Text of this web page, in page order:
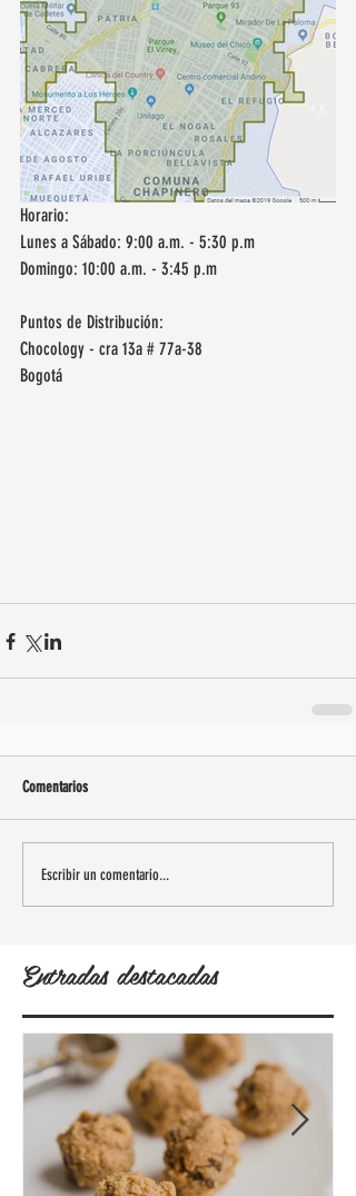
Horario:
Lunes a Sábado: 9:00 a.m. - 5:30 p.m
Domingo: 10:00 a.m. - 3:45 p.m
Puntos de Distribución:
Chocology - cra 13a # 77a-38
Bogotá
Comentarios
Escribir un comentario...
Entradas destacadas